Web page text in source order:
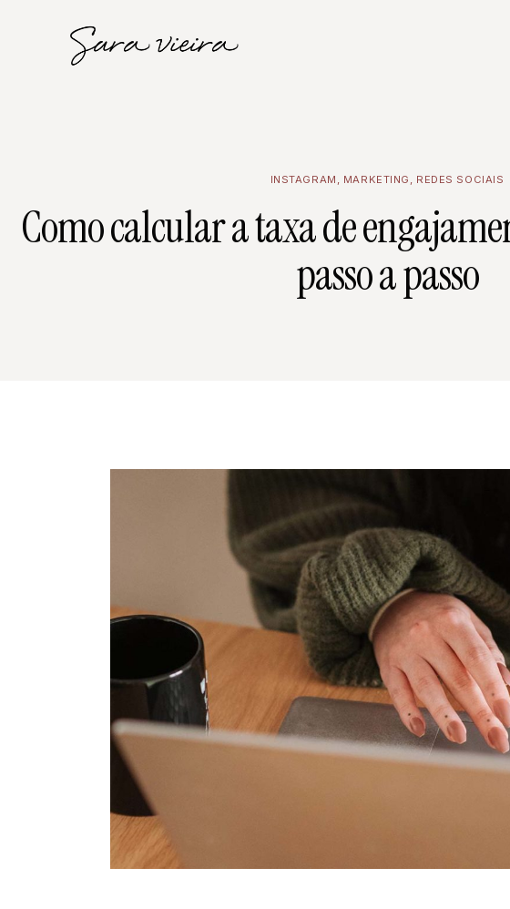
INSTAGRAM MARKETING REDES SOCIAIS
Como calcular a taxa de
passo a passo